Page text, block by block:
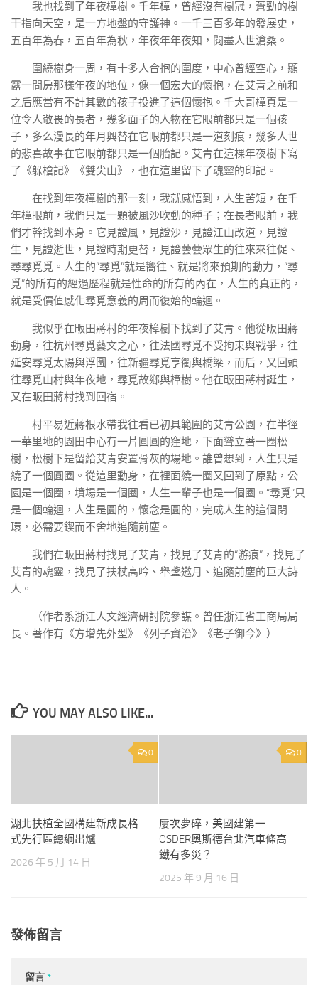
我也找到了年夜樟樹。千年樟，曾經沒有樹冠，蒼勁的樹
干指向天空，是一方地盤的守護神。一千三百多年的發展史，
五百年為春，五百年為秋，年夜年年夜知，閱盡人世滄桑。
圍繞樹身一周，有十多人合抱的圍度，中心曾經空心，顯
露一間房那樣年夜的地位，像一個宏大的懷抱，在艾青之前和
之后應當有不計其數的孩子投進了這個懷抱。千大哥樟真是一
位令人敬畏的長者，幾多面子的人物在它眼前都只是一個孩
子，多么漫長的年月興替在它眼前都只是一道刻痕，幾多人世
的悲喜故事在它眼前都只是一個胎記。艾青在這棵年夜樹下寫
了《躲槍記》《雙尖山》，也在這里留下了魂靈的印記。
在找到年夜樟樹的那一刻，我就感悟到，人生苦短，在千
年樟眼前，我們只是一顆被風沙吹動的種子；在長者眼前，我
們才幹找到本身。它見證風，見證沙，見證江山改道，見證
生，見證逝世，見證時期更替，見證蕓蕓眾生的往來來往促、
尋尋覓覓。人生的“尋覓”就是嚮往、就是將來預期的動力，“尋
覓”的所有的經過歷程就是性命的所有的內在，人生的真正的，
就是受價值感化尋覓意義的周而復始的輪迴。
我似乎在畈田蔣村的年夜樟樹下找到了艾青。他從畈田蔣
動身，往杭州尋覓藝文之心，往法國尋覓不受拘束與戰爭，往
延安尋覓太陽與浮圖，往新疆尋覓亨衢與橋梁，而后，又回頭
往尋覓山村與年夜地，尋覓故鄉與樟樹。他在畈田蔣村誕生，
又在畈田蔣村找到回宿。
村平易近蔣根水帶我往看已初具範圍的艾青公園，在半徑
一華里地的園田中心有一片圓圓的窪地，下面聳立著一圈松
樹，松樹下是留給艾青安置骨灰的場地。誰曾想到，人生只是
繞了一個圓圈。從這里動身，在裡面繞一圈又回到了原點，公
園是一個圈，墳場是一個圈，人生一輩子也是一個圈。“尋覓”只
是一個輪迴，人生是圓的，懷念是圓的，完成人生的這個閉
環，必需要鍥而不舍地追隨前塵。
我們在畈田蔣村找見了艾青，找見了艾青的“游痕”，找見了
艾青的魂靈，找見了扶杖高吟、舉盞邀月、追隨前塵的巨大詩
人。
（作者系浙江人文經濟研討院參謀。曾任浙江省工商局局
長。著作有《方增先外型》《列子資治》《老子御今》）
YOU MAY ALSO LIKE...
0
湖北扶植全國構建新成長格
式先行區總綱出爐
2026 年 5 月 14 日
0
屢次夢碎，美國建第一
OSDER奧斯德台北汽車條高
鐵有多災？
2025 年 9 月 16 日
發佈留言
留言*